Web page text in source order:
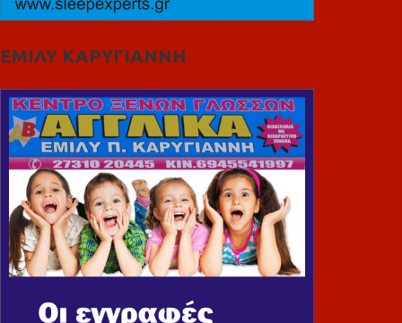
ΕΜΙΛΥ ΚΑΡΥΓΙΑΝΝΗ